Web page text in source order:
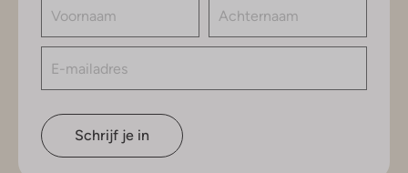
Schrijf je in